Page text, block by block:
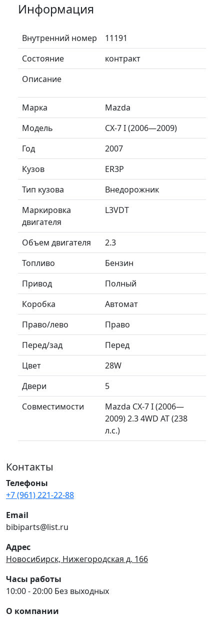
Информация
Внутренний номер
11191
Состояние
контракт
Описание
Марка
Mazda
Модель
CX-7 I (2006—2009)
Год
2007
Кузов
ER3P
Тип кузова
Внедорожник
Маркировка
двигателя
L3VDT
Объем двигателя
2.3
Топливо
Бензин
Привод
Полный
Коробка
Автомат
Право/лево
Право
Перед/зад
Перед
Цвет
28W
Двери
5
Совместимости
Mazda CX-7 I (2006—
2009) 2.3 4WD AT (238
л.с.)
Контакты
Телефоны
+7 (961) 221-22-88
Email
bibiparts@list.ru
Адрес
Новосибирск, Нижегородская д. 166
Часы работы
10:00 - 20:00 Без выходных
О компании